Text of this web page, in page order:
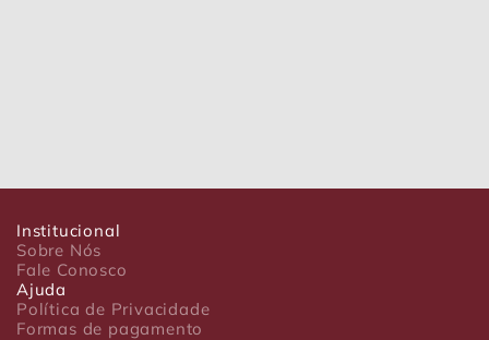
Institucional
Sobre Nós
Fale Conosco
Ajuda
Política de Privacidade
Formas de pagamento